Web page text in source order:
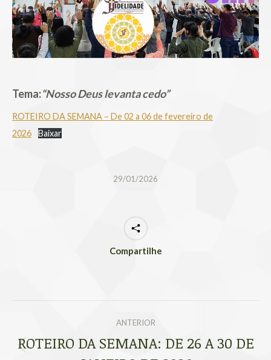
Tema:“Nosso Deus levanta cedo”
ROTEIRO DA SEMANA – De 02 a 06 de fevereiro de
2026
Baixar
29/01/2026
Compartilhe
NAVEGAÇÃO
DE
ANTERIOR
Post
ROTEIRO DA SEMANA: DE 26 A 30 DE